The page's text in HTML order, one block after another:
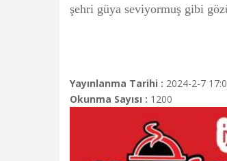
şehri güya seviyormuş gibi
Yayınlanma Tarihi : 2024-2-7
Okunma Sayısı : 1200